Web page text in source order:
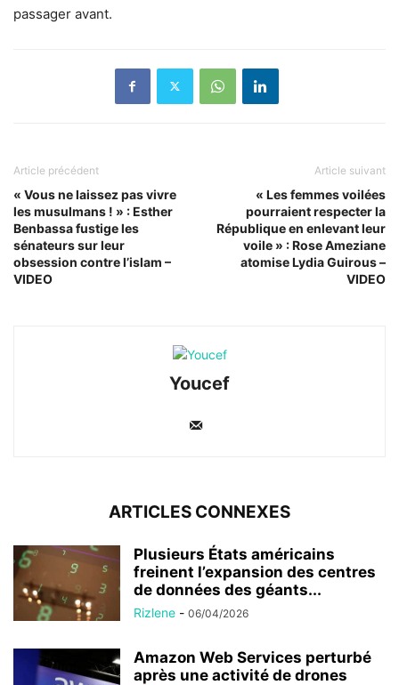
passager avant.
Article précédent
« Vous ne laissez pas vivre
les musulmans ! » : Esther
Benbassa fustige les
sénateurs sur leur
obsession contre l’islam –
VIDEO
Article suivant
« Les femmes voilées
pourraient respecter la
République en enlevant leur
voile » : Rose Ameziane
atomise Lydia Guirous –
VIDEO
Youcef
ARTICLES CONNEXES
Plusieurs États américains
freinent l’expansion des centres
de données des géants...
Rizlene - 06/04/2026
Amazon Web Services perturbé
après une activité de drones